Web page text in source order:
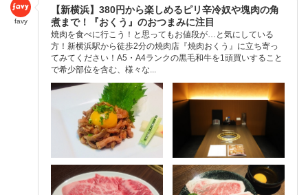
favy
【新横浜】380円から楽しめるピリ辛冷奴や塊肉の角
煮まで！『おくう』のおつまみに注目
焼肉を食べに行こう！と思ってもお値段が…と気にしている
方！新横浜駅から徒歩2分の焼肉店『焼肉おくう』に立ち寄っ
てみてください！A5・A4ランクの黒毛和牛を1頭買いすること
で希少部位を含む、様々な...